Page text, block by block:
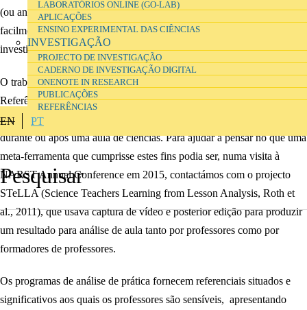
LABORATÓRIOS ONLINE (GO-LAB)
APLICAÇÕES
ENSINO EXPERIMENTAL DAS CIÊNCIAS
INVESTIGAÇÃO
PROJECTO DE INVESTIGAÇÃO
CADERNO DE INVESTIGAÇÃO DIGITAL
ONENOTE IN RESEARCH
PUBLICAÇÕES
REFERÊNCIAS
EN PT
(ou antes e depois), fácil de aprender, e cujos produtos fossem
facilmente manipuláveis por professores e aluno sem formação em
investigação com QDAS.
O trabalho de Millar (ver referência Millar, 2010, na página
Referências) não teve a preocupação de capturar actividades para
análise posterior, fornecendo listas de verificação para preencher
durante ou após uma aula de ciências. Para ajudar a pensar no que uma
meta-ferramenta que cumprisse estes fins podia ser, numa visita à
NARST Annual Conference em 2015, contactámos com o projecto
STeLLA (Science Teachers Learning from Lesson Analysis, Roth et
al., 2011), que usava captura de vídeo e posterior edição para produzir
um resultado para análise de aula tanto por professores como por
formadores de professores.
Os programas de análise de prática fornecem referenciais situados e
significativos aos quais os professores são sensíveis, apresentando